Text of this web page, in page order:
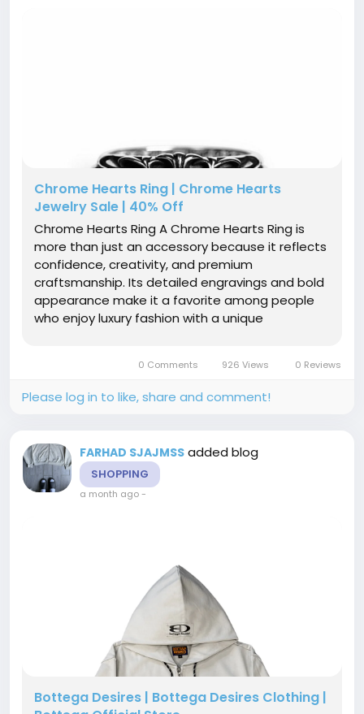
Chrome Hearts Ring | Chrome Hearts
Jewelry Sale | 40% Off
Chrome Hearts Ring A Chrome Hearts Ring is
more than just an accessory because it reflects
confidence, creativity, and premium
craftsmanship. Its detailed engravings and bold
appearance make it a favorite among people
who enjoy luxury fashion with a unique
attention without appearing overly...
0 Comments 926 Views 0 Reviews
Please log in to like, share and comment!
FARHAD SJAJMSS added blog
SHOPPING
a month ago-
Bottega Desires | Bottega Desires Clothing |